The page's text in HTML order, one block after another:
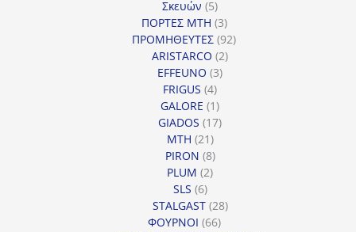
Σκευών 55
προϊόντα
ΠΟΡΤΕΣ MTH 33
προϊόντα
ΠΡΟΜΗΘΕΥΤΕΣ 9292
ARISTARCO 22
EFFEUNO 33
FRIGUS 44
προϊόντα
GALORE 11
προϊόν
GIADOS 1717
MTH 2121
προϊόντα
PIRON 88
προϊόντα
PLUM 22
SLS 66
προϊόντα
STALGAST 2828
ΦΟΥΡΝΟΙ 6666